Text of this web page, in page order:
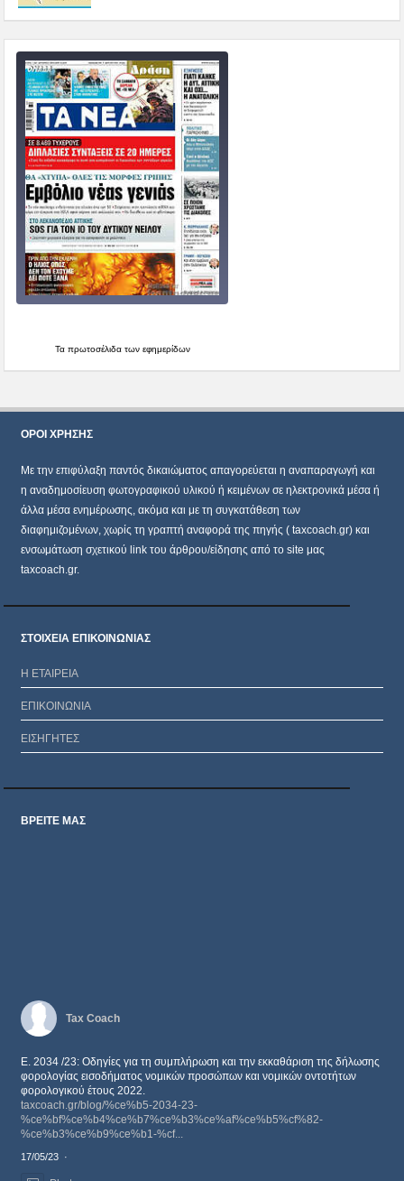
Τα πρωτοσέλιδατων εφημερίδων
ΌΡΟΙ ΧΡΗΣΗΣ
Mε την επιφύλαξη παντός δικαιώματος απαγορεύεται η αναπαραγωγή και
η αναδημοσίευση φωτογραφικού υλικού ή κειμένων σε ηλεκτρονικά μέσα ή
άλλα μέσα ενημέρωσης, ακόμα και με τη συγκατάθεση των
διαφημιζομένων, χωρίς τη γραπτή αναφορά της πηγής ( taxcoach.gr) και
ενσωμάτωση σχετικού link του άρθρου/είδησης από το site μας
taxcoach.gr.
ΣΤΟΙΧΕΙΑ ΕΠΙΚΟΙΝΩΝΙΑΣ
Η ΕΤΑΙΡΕΙΑ
ΕΠΙΚΟΙΝΩΝΙΑ
ΕΙΣΗΓΗΤΕΣ
ΒΡΕΙΤΕ ΜΑΣ
Tax Coach
Ε. 2034 /23: Οδηγίες για τη συμπλήρωση και την εκκαθάριση της δήλωσης
φορολογίας εισοδήματος νομικών προσώπων και νομικών οντοτήτων
φορολογικού έτους 2022.
taxcoach.gr/blog/%ce%b5-2034-23-
%ce%bf%ce%b4%ce%b7%ce%b3%ce%af%ce%b5%cf%82-
%ce%b3%ce%b9%ce%b1-%cf...
17/05/23 ·